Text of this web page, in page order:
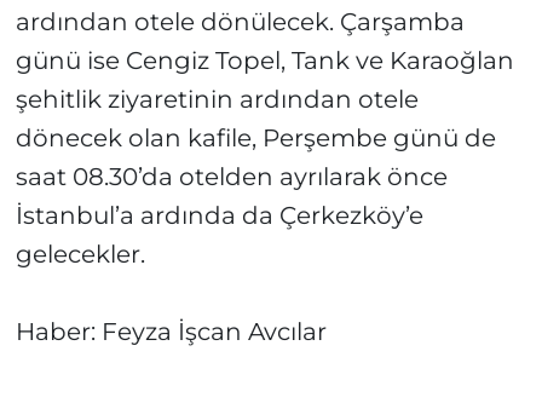
ardından otele dönülecek. Çarşamba
günü ise Cengiz Topel, Tank ve Karaoğlan
şehitlik ziyaretinin ardından otele
dönecek olan kafile, Perşembe günü de
saat 08.30’da otelden ayrılarak önce
İstanbul’a ardında da Çerkezköy’e
gelecekler.
Haber: Feyza İşcan Avcılar